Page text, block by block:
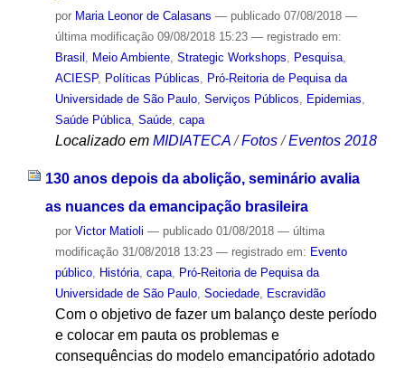
por Maria Leonor de Calasans — publicado07/08/2018 —
última modificação09/08/2018 15:23 — registrado em:
Brasil
Meio Ambiente, Strategic Workshops Pesquisa,
ACIESP, Políticas Públicas
Pró-Reitoria de Pequisa da
Universidade de São Paulo, Serviços Públicos Epidemias
Saúde Pública, Saúde, capa
Localizado em MIDIATECA /Fotos /Eventos 2018
130 anos depois da abolição, seminário avalia
as nuances da emancipação brasileira
por Victor Matioli — publicado01/08/2018 — última
modificação31/08/2018 13:23 — registrado em: Evento
público, História, capa, Pró-Reitoria de Pequisa da
Universidade de São Paulo, Sociedade, Escravidão
Com o objetivo de fazer um balanço deste período
e colocar em pauta os problemas e
consequências do modelo emancipatório adotado